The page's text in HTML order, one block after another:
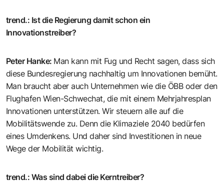
trend.: Ist die Regierung damit schon ein
Innovationstreiber?
Peter Hanke: Man kann mit Fug und Recht sagen, dass sich
diese Bundesregierung nachhaltig um Innovationen bemüht.
Man braucht aber auch Unternehmen wie die ÖBB oder den
Flughafen Wien-Schwechat, die mit einem Mehrjahresplan
Innovationen unterstützen. Wir steuern alle auf die
Mobilitätswende zu. Denn die Klimaziele 2040 bedürfen
eines Umdenkens. Und daher sind Investitionen in neue
Wege der Mobilität wichtig.
trend.: Was sind dabei die Kerntreiber?